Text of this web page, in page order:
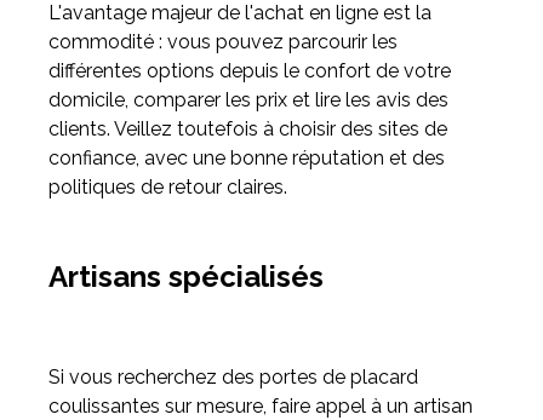
L'avantage majeur de l'achat en ligne est la
commodité : vous pouvez parcourir les
différentes options depuis le confort de votre
domicile, comparer les prix et lire les avis des
clients. Veillez toutefois à choisir des sites de
confiance, avec une bonne réputation et des
politiques de retour claires.
Artisans spécialisés
Si vous recherchez des portes de placard
coulissantes sur mesure, faire appel à un artisan